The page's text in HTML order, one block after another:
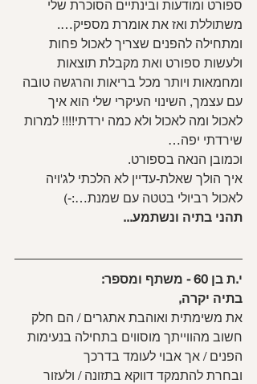
ספורט ומודעות ובינתיים הסוכרת שלי
משתוללת ואז את אומרת מספיק….
ומתחילה להפנים שצריך לאכול פחות
ולעשות ספורט ואת מקבלת תוצאות
ומחמאות ויותר מכל בריאות והרגשה טובה
עם עצמך, השינוי העיקרי שלי הוא איך
לאכול ומה לאכול ולא כמה ירדתי!!!! למרות
שירדתי יפה…
וכמובן הנאה בספורט.
איך הולך שאלת-עדיין לא הלכתי לג'ויה
לאכול רביולי בטטה עם שמנת…:-)
תהני בתיה ונשתמע...
י.ת בן 60 - משתף ומספר:
בתיה יקרה,
את משימתית ואוהבת אתגרים / הם חלק
חשוב מהווייתך מוסווים בתחילה בנעימות
הפנים / אך אבוי לעומד בדרכך
ובחרת להתמקד דווקא בתזונה / ולעזור